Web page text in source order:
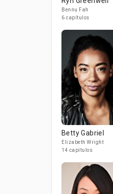
Bennu Fah
6 capítulos
Betty Gabriel
Elizabeth Wright
14 capítulos